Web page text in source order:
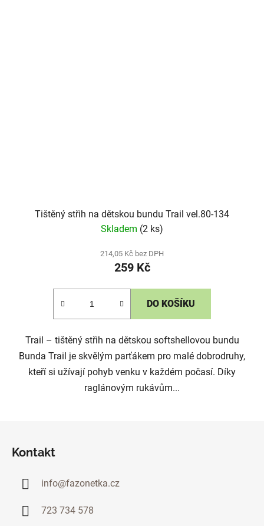
Tištěný střih na dětskou bundu Trail vel.80-134
Skladem (2 ks)
214,05 Kč bez DPH
259 Kč
DO KOŠÍKU
Trail – tištěný střih na dětskou softshellovou bundu
Bunda Trail je skvělým parťákem pro malé dobrodruhy,
kteří si užívají pohyb venku v každém počasí. Díky
raglánovým rukávům...
Kontakt
info@fazonetka.cz
723 734 578